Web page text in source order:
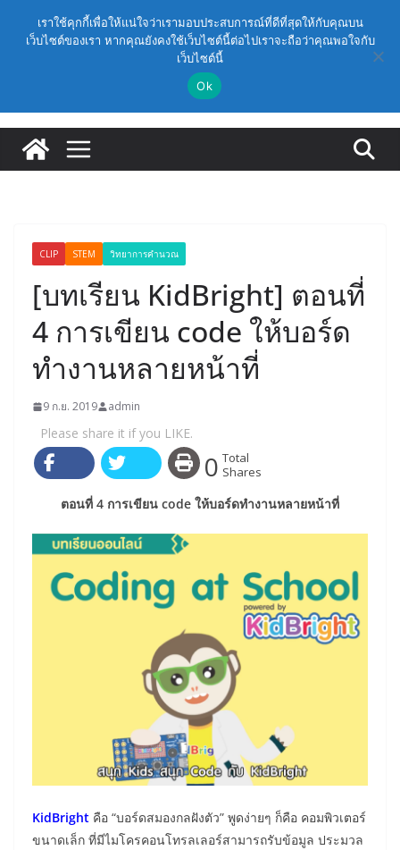
วันศุกร์, สิงหาคม 7, 2026
Latest: (สพฐ.) โครงการอบรมเชิงปฏิบัติการหลักสูตรการดำเนิน
การประกันคุณภาพภายในสถานศึกษา ด้วยปัญญาประดิษฐ์
(AI) ในรูปแบบออนไลน์
ก.ค.ศ. เห็นชอบ รายละเอียดการดำเนินการคัดเลือกบุคคล
สถานศึกษา และผู้อำนวยการสถานศึกษา สังกัดสำนักงาน
คณะกรรมการการศึกษาขั้นพื้นฐาน ปี 2569 ตามหลัก
เกณฑ์ ว 12/2568
ศึกษาธิการ
ก.ค.ศ. อนุมัติให้ข้าราชการครูและบุคลากรทางการศึกษามี
และเลื่อนเป็นวิทยฐานะเชี่ยวชาญ (ครั้งที่ 9/2569)
(สพฐ.) โมดูลที่ 1 : การประกันคุณภาพภายในสถานศึกษา
และการประยุกต์ใช้ปัญญาประดิษฐ์ (AI)
CLIP STEM วิทยาการคำนวณ
[บทเรียน KidBright] ตอนที่
4 การเขียน code ให้บอร์ด
ทำงานหลายหน้าที่
9 ก.ย. 2019 admin
Please share it if you LIKE.
0 Total
Shares
ตอนที่ 4 การเขียน code ให้บอร์ดทำงานหลายหน้าที่
KidBright คือ “บอร์ดสมองกลฝังตัว” พูดง่ายๆ ก็คือ คอมพิวเตอร์
ขนาดเล็ก ที่มีไมโครคอนโทรลเลอร์สามารถรับข้อมูล ประมวล
เราใช้คุกกี้เพื่อให้แน่ใจว่าเรามอบประสบการณ์ที่ดีที่สุดให้กับคุณบน
เว็บไซต์ของเรา หากคุณยังคงใช้เว็บไซต์นี้ต่อไปเราจะถือว่าคุณพอใจกับ
เว็บไซต์นี้
Ok